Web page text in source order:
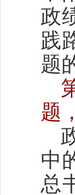
政
践
题
题
中
总